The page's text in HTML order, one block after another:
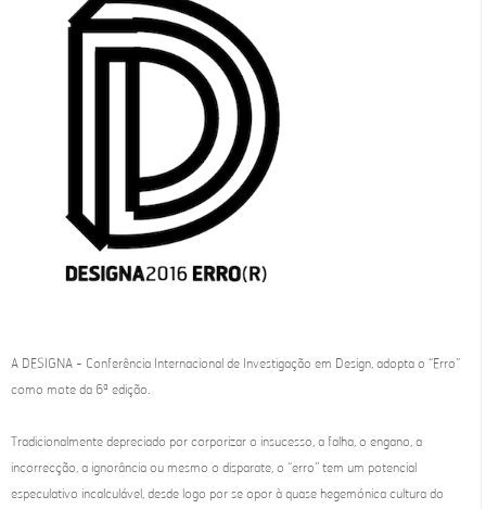
A DESIGNA - Conferência Internacional de Investigação em Design, adopta o “Erro”
como mote da 6ª edição.
Tradicionalmente depreciado por corporizar o insucesso, a falha, o engano, a
incorrecção, a ignorância ou mesmo o disparate, o “erro” tem um potencial
especulativo incalculável, desde logo por se opor à quase hegemónica cultura do